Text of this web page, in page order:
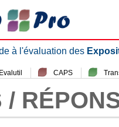
à l'évaluation des
Evalutil CAPS
/